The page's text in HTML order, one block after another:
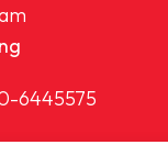
6445575